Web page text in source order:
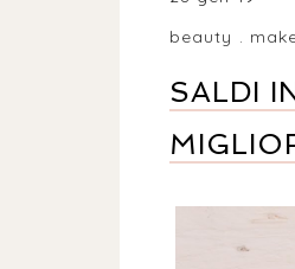
beauty .
SALDI